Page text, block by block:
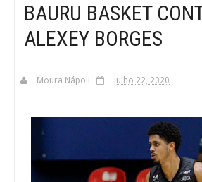
BAURU BASKET
ALEXEY BORGES
Moura Nápoli julho 22, 2020